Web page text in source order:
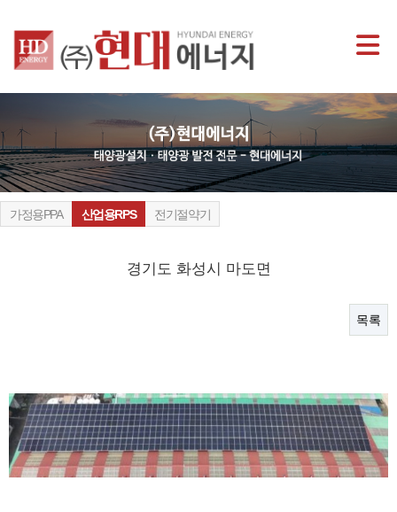
가정용PPA 산업용RPS 전기절약기
경기도 화성시 마도면
목록